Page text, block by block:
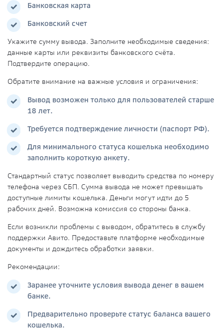
Банковская карта
Банковский счет
Укажите сумму вывода. Заполните необходимые сведения:
данные карты или реквизиты банковского счёта.
Подтвердите операцию.
Обратите внимание на важные условия и ограничения:
Вывод возможен только для пользователей старше
18 лет.
Требуется подтверждение личности (паспорт РФ).
Для минимального статуса кошелька необходимо
заполнить короткую анкету.
Стандартный статус позволяет выводить средства по номеру
телефона через СБП. Сумма вывода не может превышать
доступные лимиты кошелька. Деньги могут идти до 5
рабочих дней. Возможна комиссия со стороны банка.
Если возникли проблемы с выводом, обратитесь в службу
поддержки Авито. Предоставьте платформе необходимые
документы и дождитесь обработки заявки.
Рекомендации:
Заранее уточните условия вывода денег в вашем
банке.
Предварительно проверьте статус баланса вашего
кошелька.